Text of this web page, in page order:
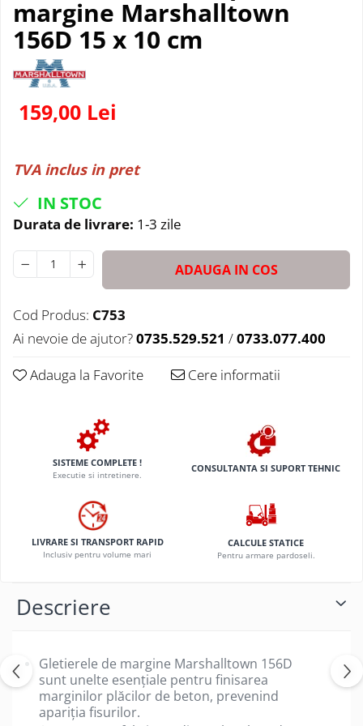
margine Marshalltown
156D 15 x 10 cm
159,00 Lei
TVA inclus in pret
IN STOC
Durata de livrare: 1-3 zile
ADAUGA IN COS
Cod Produs: C753
Ai nevoie de ajutor?0735.529.521 /0733.077.400
Adauga la Favorite
Cere informatii
SISTEME COMPLETE !
Executie si intretinere.
CONSULTANTA SI SUPORT TEHNIC
LIVRARE SI TRANSPORT RAPID
Inclusiv pentru volume mari
CALCULE STATICE
Pentru armare pardoseli.
Descriere
Gletierele de margine Marshalltown 156D
sunt unelte esențiale pentru finisarea
marginilor plăcilor de beton, prevenind
apariția fisurilor.